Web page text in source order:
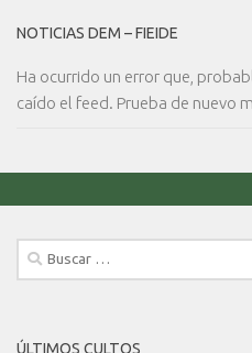
NOTICIAS DEM – FIEIDE
Ha ocurrido un error que,
caído el feed. Prueba de nuevo
Buscar:
ÚLTIMOS CULTOS